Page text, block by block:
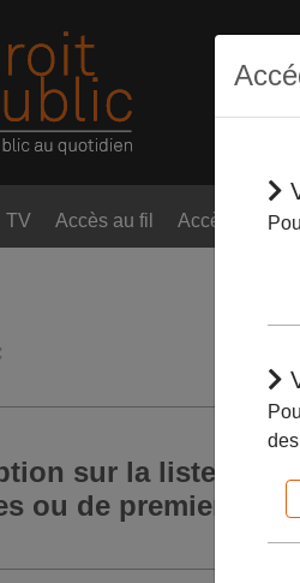
TV Accès au fil Accès
sur la liste
ou de premier